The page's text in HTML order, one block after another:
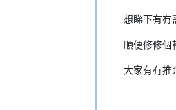
想睇下有冇
順便修修個
大家有冇推